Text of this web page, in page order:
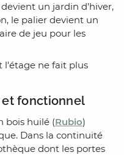
un jardin d'hiver,
le palier devient un
de jeu pour les
l'étage ne fait plus
fonctionnel
bois huilé (Rubio)
Dans la continuité
dont les portes